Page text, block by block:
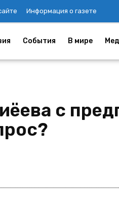
Информация о газете
События В мире
с